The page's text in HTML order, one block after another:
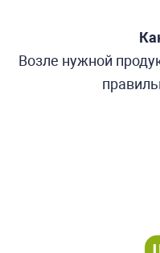
Возле нужной